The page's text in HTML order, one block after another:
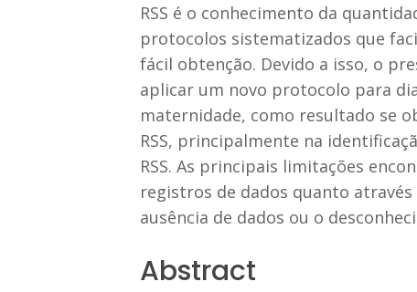
RSS é o conhecimento da
protocolos sistematizados que
fácil obtenção. Devido a isso, o
aplicar um novo protocolo para
maternidade, como resultado se
RSS, principalmente na
RSS. As principais limitações
registros de dados quanto
ausência de dados ou o
Abstract